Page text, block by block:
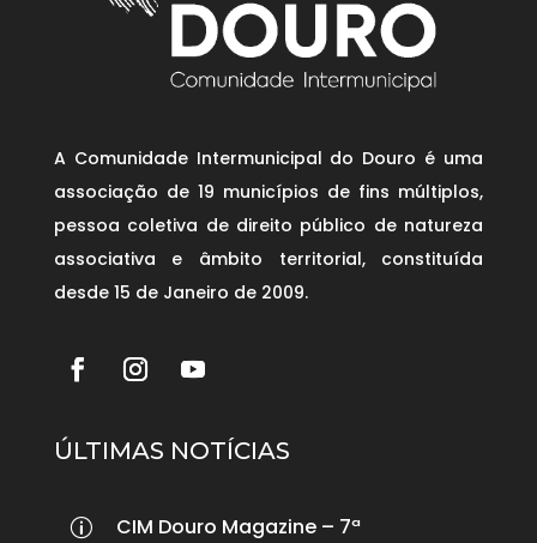
A Comunidade Intermunicipal do Douro é uma
associação de 19 municípios de fins múltiplos,
pessoa coletiva de direito público de natureza
associativa e âmbito territorial, constituída
desde 15 de Janeiro de 2009.
ÚLTIMAS NOTÍCIAS
p
CIM Douro Magazine – 7ª